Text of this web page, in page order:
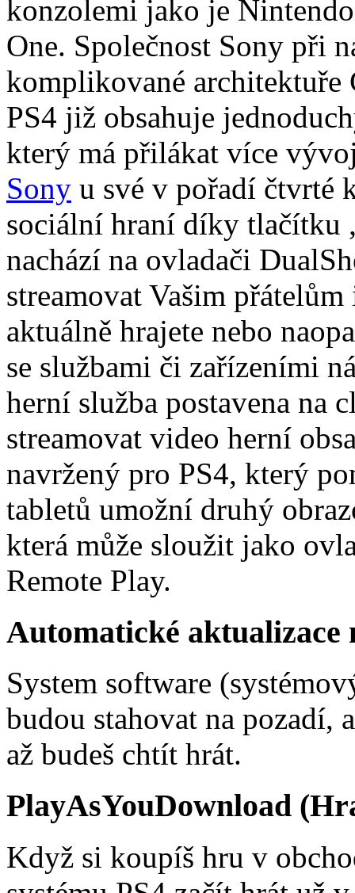
konzolemi jako je
One. Společnost Sony při
komplikované architektuře
PS4 již obsahuje
který má přilákat více
Sony u své v pořadí čtvrté
sociální hraní díky tlačítku
nachází na ovladači
streamovat Vašim
aktuálně hrajete nebo
se službami či zařízeními
herní služba postavena na
streamovat video herní
navržený pro PS4, který
tabletů umožní druhý
která může sloužit jako
Remote Play.
Automatické aktualizace
System software
budou stahovat na pozadí,
až budeš chtít hrát.
PlayAsYouDownload
Když si koupíš hru v